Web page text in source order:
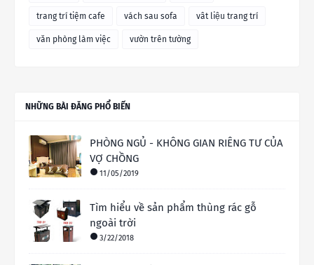
trang trí tiệm cafe vách sau sofa vât liệu trang trí
văn phòng làm việc vườn trên tường
NHỮNG BÀI ĐĂNG PHỔ BIẾN
PHÒNG NGỦ - KHÔNG GIAN RIÊNG TƯ CỦA
VỢ CHỒNG
11/05/2019
Tìm hiểu về sản phẩm thùng rác gỗ
ngoài trời
3/22/2018